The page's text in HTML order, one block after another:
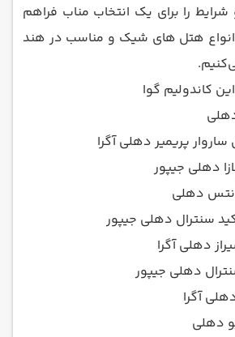
شرایط را برای یک انتخاب مناب فراهم
انواع هتل ‌های شیک و مناسب در هند
کاندولیم گوا
پریمیر دهلی آگرا
دهلی جیپور
دهلی
سنترال دهلی جیپور
دهلی آگرا
دهلی جیپور
آگرا
دهلی